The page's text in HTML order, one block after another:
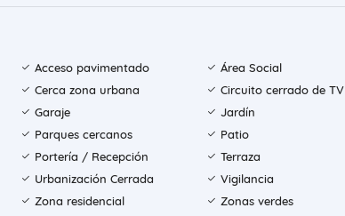
Acceso pavimentado Área Social
Cerca zona urbana
Circuito cerrado de TV
Garaje
Jardín
Parques cercanos
Patio
Portería / Recepción
Terraza
Urbanización Cerrada
Vigilancia
Zona residencial
Zonas verdes